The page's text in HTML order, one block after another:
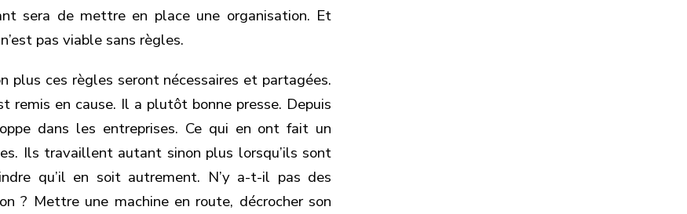
sera de mettre en place une organisation. Et
pas viable sans règles.
plus ces règles seront nécessaires et partagées.
remis en cause. Il a plutôt bonne presse. Depuis
dans les entreprises. Ce qui en ont fait un
Ils travaillent autant sinon plus lorsqu’ils sont
qu’il en soit autrement. N’y a-t-il pas des
? Mettre une machine en route, décrocher son